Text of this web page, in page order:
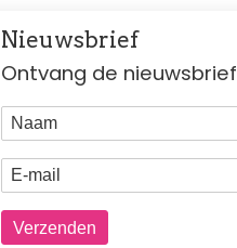
Nieuwsbrief
Ontvang de nieuwsbrief
Naam
E-mail